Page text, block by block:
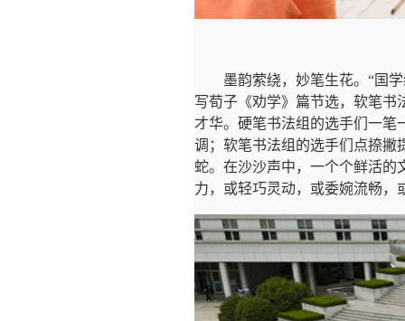
墨韵萦绕，妙笔生花。“国
写荀子《劝学》篇节选，软笔书
才华。硬笔书法组的选手们一笔
调；软笔书法组的选手们点捺撇
蛇。在沙沙声中，一个个鲜活的
力，或轻巧灵动，或委婉流畅，